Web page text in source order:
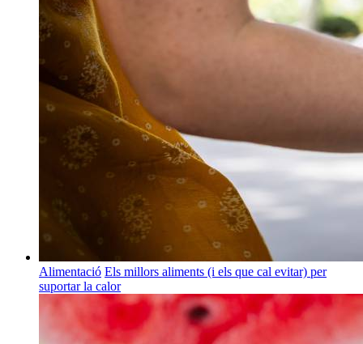
Alimentació Els millors aliments (i els que cal evitar) per
suportar la calor